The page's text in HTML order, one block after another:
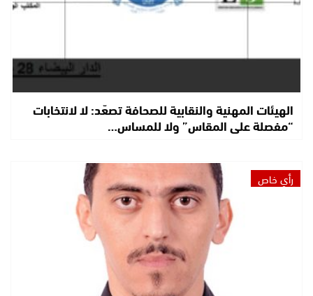
الهيئات المهنية والنقابية للصحافة تصعّد: لا لانتخابات
“مفصلة على المقاس” ولا للمساس…
رأي خاص